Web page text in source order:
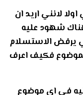
لانني اريد ان
شهود عليه
يرفض الاستسلام
فكيف اعرف
في اي موضوع